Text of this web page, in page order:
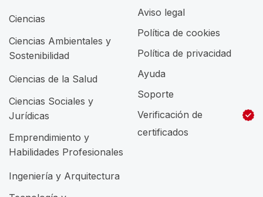
Ciencias
Ciencias Ambientales y
Sostenibilidad
Ciencias de la Salud
Ciencias Sociales y
Jurídicas
Emprendimiento y
Habilidades Profesionales
Ingeniería y Arquitectura
Aviso legal
Política de cookies
Política de privacidad
Ayuda
Soporte
Verificación de
certificados